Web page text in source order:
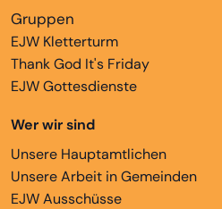
Gruppen
EJW Kletterturm
Thank God It's Friday
EJW Gottesdienste
Wer wir sind
Unsere Hauptamtlichen
Unsere Arbeit in Gemeinden
EJW Ausschüsse